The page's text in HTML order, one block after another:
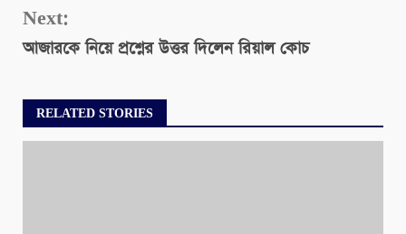
Next:
আজারকে নিয়ে প্রশ্নের উত্তর দিলেন রিয়াল কোচ
RELATED STORIES